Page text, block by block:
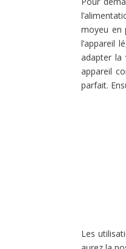
moyeu en
l’appareil
adapter la
appareil
parfait.
Les